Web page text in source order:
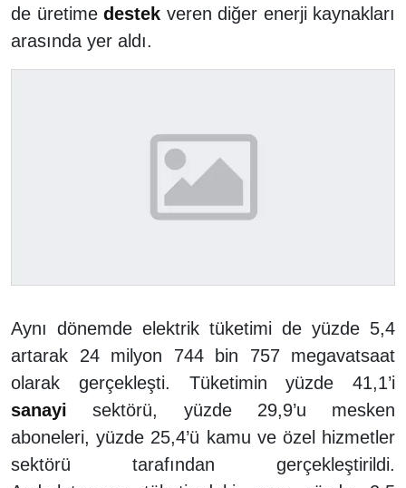
de üretime destek veren diğer enerji kaynakları
arasında yer aldı.
Aynı dönemde elektrik tüketimi de yüzde 5,4
artarak 24 milyon 744 bin 757 megavatsaat
olarak gerçekleşti. Tüketimin yüzde 41,1’i
sanayi sektörü, yüzde 29,9’u mesken
aboneleri, yüzde 25,4’ü kamu ve özel hizmetler
sektörü tarafından gerçekleştirildi.